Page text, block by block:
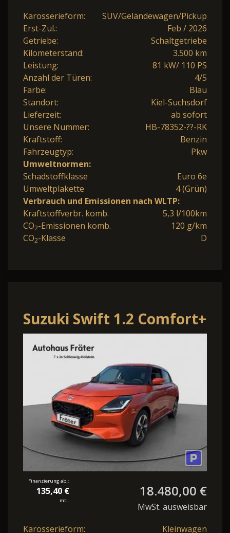
Karosserieform:
SUV/Geländewagen/Pickup
Erst-Zul.:
Feb / 2026
Getriebe:
Schaltgetriebe
Kilometerstand:
3.500 km
Leistung:
81 kW/ 110 PS
Anzahl der Türen:
4/5
Farbe:
Blau
Standort:
Kiel-Suchsdorf
Lieferzeit:
ab sofort
Unsere Nummer:
HB-78352-??-RK
Kraftstoff:
Benzin
Fahrzeugtyp:
Pkw
Umweltnormen:
Schadstoffklasse
Euro 6e
Umweltplakette
4 (Grün)
Verbrauch und Emissionen nach WLTP:
Kraftstoffverbr. komb.
5,3 l/100km
CO2-Emissionen komb.
120 g/km
CO2-Klasse D
Suzuki Swift 1.2 Comfort+
Navi | LED | Kamera
Finanzierung ab.:
135,40 €
mtl.
18.480,00 €
MwSt. ausweisbar
Karosserieform:
Kleinwagen